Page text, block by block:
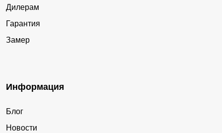
Дилерам
Гарантия
Замер
Информация
Блог
Новости